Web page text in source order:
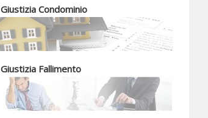
Giustizia Condominio
Giustizia Fallimento